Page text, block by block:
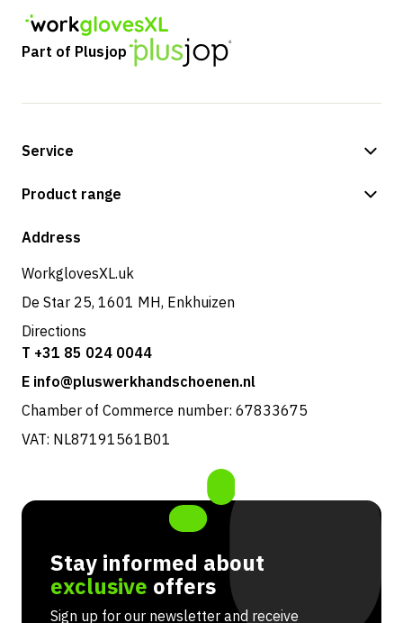
Part of Plusjop
Service
Payment methods
Returns & service
Product range
Shop
Address
WorkglovesXL.uk
De Star 25, 1601 MH, Enkhuizen
Directions
T +31 85 024 0044
E info@pluswerkhandschoenen.nl
Chamber of Commerce number: 67833675
VAT: NL87191561B01
Stay informed about
exclusive offers
Sign up for our newsletter and receive